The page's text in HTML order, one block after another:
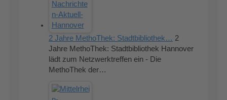
2 Jahre MethoThek: Stadtbibliothek… 2
Jahre MethoThek: Stadtbibliothek Hannover
lädt zum Netzwerktreffen ein - Die
MethoThek der…